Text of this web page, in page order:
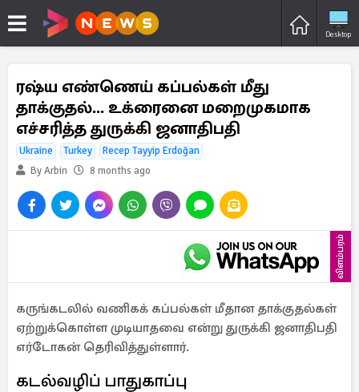
Desktop
ரஷ்ய எண்ணெய் கப்பல்கள் மீது
தாக்குதல்... உக்ரைனை மறைமுகமாக
எச்சரித்த துருக்கி ஜனாதிபதி
Ukraine Turkey
Recep Tayyip Erdoğan
By Arbin
8 months ago
விளம்பரம்
கருங்கடலில் வணிகக் கப்பல்கள் மீதான தாக்குதல்கள்
ஏற்றுக்கொள்ள முடியாதவை என்று துருக்கி ஜனாதிபதி
எர்டோகன் தெரிவித்துள்ளார்.
கடல்வழிப் பாதுகாப்பு